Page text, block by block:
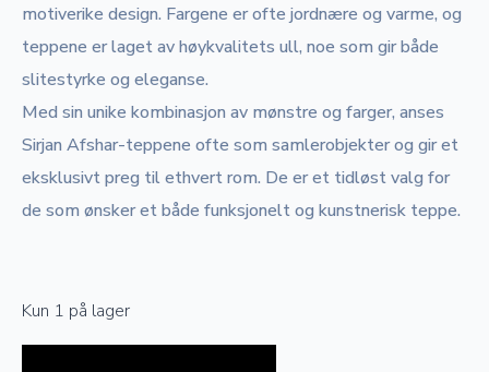
motiverike design. Fargene er ofte jordnære og varme, og
teppene er laget av høykvalitets ull, noe som gir både
slitestyrke og eleganse.
Med sin unike kombinasjon av mønstre og farger, anses
Sirjan Afshar-teppene ofte som samlerobjekter og gir et
eksklusivt preg til ethvert rom. De er et tidløst valg for
de som ønsker et både funksjonelt og kunstnerisk teppe.
Kun 1 på lager